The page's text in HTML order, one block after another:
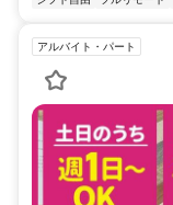
アルバイト・パート